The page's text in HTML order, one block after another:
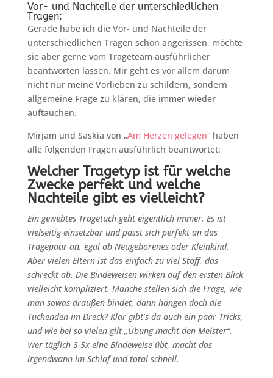
Vor- und Nachteile der unterschiedlichen
Tragen:
Gerade habe ich die Vor- und Nachteile der
unterschiedlichen Tragen schon angerissen, möchte
sie aber gerne vom Trageteam ausführlicher
beantworten lassen. Mir geht es vor allem darum
nicht nur meine Vorlieben zu schildern, sondern
allgemeine Frage zu klären, die immer wieder
auftauchen.
Mirjam und Saskia von „Am Herzen gelegen“haben
alle folgenden Fragen ausführlich beantwortet:
Welcher Tragetyp ist für welche
Zwecke perfekt und welche
Nachteile gibt es vielleicht?
Ein gewebtes Tragetuch geht eigentlich immer. Es ist
vielseitig einsetzbar und passt sich perfekt an das
Tragepaar an, egal ob Neugeborenes oder Kleinkind.
Aber vielen Eltern ist das einfach zu viel Stoff, das
schreckt ab. Die Bindeweisen wirken auf den ersten Blick
vielleicht kompliziert. Manche stellen sich die Frage, wie
man sowas draußen bindet, dann hängen doch die
Tuchenden im Dreck? Klar gibt’s da auch ein paar Tricks,
und wie bei so vielen gilt „Übung macht den Meister“.
Wer täglich 3-5x eine Bindeweise übt, macht das
irgendwann im Schlaf und total schnell.